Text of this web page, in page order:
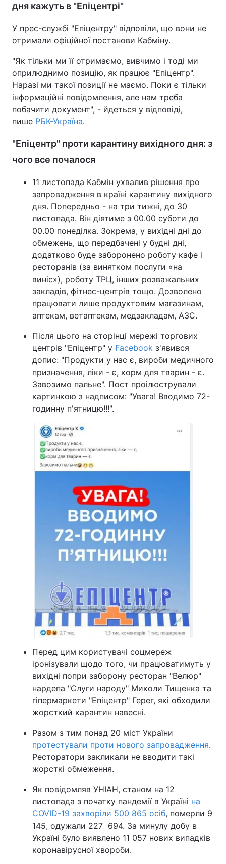
дня кажуть в "Епіцентрі"
У прес-службі "Епіцентру" відповіли, що вони не
отримали офіційної постанови Кабміну.
"Як тільки ми її отримаємо, вивчимо і тоді ми
оприлюднимо позицію, як працює "Епіцентр".
Наразі ми такої позиції не маємо. Поки є тільки
інформаційні повідомлення, але нам треба
побачити документ", - йдеться у відповіді,
пише РБК-Україна.
"Епіцентр" проти карантину вихідного дня: з
чого все почалося
11 листопада Кабмін ухвалив рішення про
запровадження в країні карантину вихідного
дня. Попередньо - на три тижні, до 30
листопада. Він діятиме з 00.00 суботи до
00.00 понеділка. Зокрема, у вихідні дні до
обмежень, що передбачені у будні дні,
додатково буде заборонено роботу кафе і
ресторанів (за винятком послуги «на
виніс»), роботу ТРЦ, інших розважальних
закладів, фітнес-центрів тощо. Дозволено
працювати лише продуктовим магазинам,
аптекам, ветаптекам, медзакладам, АЗС.
Після цього на сторінці мережі торгових
центрів "Епіцентр" у Facebook з'явився
допис: "Продукти у нас є, вироби медичного
призначення, ліки - є, корм для тварин - є.
Завозимо пальне". Пост проілюстрували
картинкою з надписом: "Увага! Вводимо 72-
годинну п'ятницю!!!".
Перед цим користувачі соцмереж
іронізували щодо того, чи працюватимуть у
вихідні попри заборону ресторан "Велюр"
нардепа "Слуги народу" Миколи Тищенка та
гіпермаркети "Епіцентр" Герег, які обходили
жорсткий карантин навесні.
Разом з тим понад 20 міст України
протестували проти нового запровадження.
Ресторатори закликали не вводити такі
жорсткі обмеження.
Як повідомляв УНІАН, станом на 12
листопада з початку пандемії в Україні на
COVID-19 захворіли 500 865 осіб, померли 9
145, одужали 227 694. За минулу добу в
Україні було виявлено 11 057 нових випадків
коронавірусної хвороби.